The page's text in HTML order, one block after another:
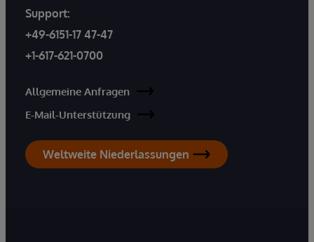
Support:
+49-6151-17 47-47
+1-617-621-0700
Allgemeine Anfragen
E-Mail-Unterstützung
Weltweite Niederlassungen